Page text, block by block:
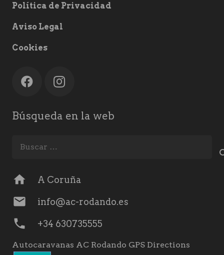
Política de Privacidad
Aviso Legal
Cookies
Búsqueda en la web
home A Coruña
mail info@ac-rodando.es
phone +34 630735555
Autocaravanas AC Rodando GPS Directions